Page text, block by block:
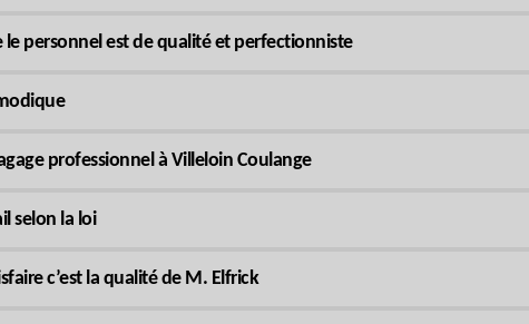
le personnel est de qualité et perfectionniste
professionnel à Villeloin Coulange
selon la loi
c’est la qualité de M. Elfrick